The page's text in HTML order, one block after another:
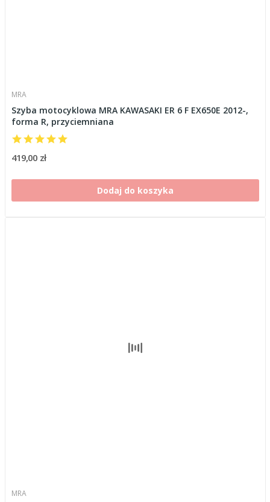
MRA
Szyba motocyklowa MRA KAWASAKI ER 6 F EX650E 2012-,
forma R, przyciemniana
419,00 zł
Dodaj do koszyka
MRA